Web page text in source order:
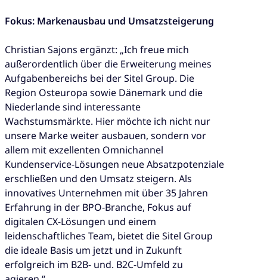
Fokus: Markenausbau und Umsatzsteigerung
Christian Sajons ergänzt: „Ich freue mich
außerordentlich über die Erweiterung meines
Aufgabenbereichs bei der Sitel Group. Die
Region Osteuropa sowie Dänemark und die
Niederlande sind interessante
Wachstumsmärkte. Hier möchte ich nicht nur
unsere Marke weiter ausbauen, sondern vor
allem mit exzellenten Omnichannel
Kundenservice-Lösungen neue Absatzpotenziale
erschließen und den Umsatz steigern. Als
innovatives Unternehmen mit über 35 Jahren
Erfahrung in der BPO-Branche, Fokus auf
digitalen CX-Lösungen und einem
leidenschaftliches Team, bietet die Sitel Group
die ideale Basis um jetzt und in Zukunft
erfolgreich im B2B- und. B2C-Umfeld zu